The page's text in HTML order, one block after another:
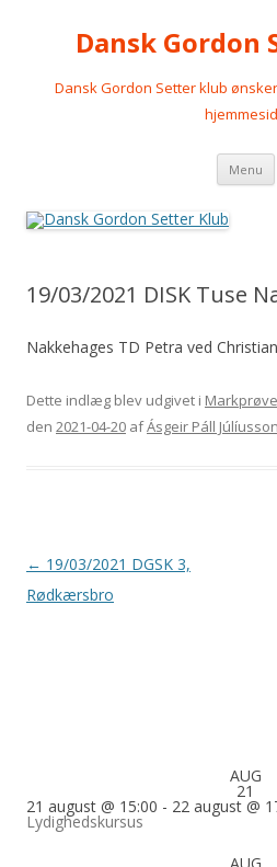
Dansk Gordon
Dansk Gordon Setter klub
Menu
19/03/2021 DISK Tuse
Nakkehages TD Petra ved
Dette indlæg blev udgivet i Markprøve
den 2021-04-20 afÁsgeir Páll Júlíusson
Indlægsnavigation
← 19/03/2021 DGSK 3,
Rødkærsbro
AUG
21
21 august @ 15:00 - 22 august @
Lydighedskursus